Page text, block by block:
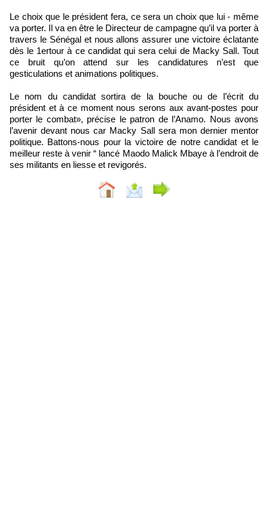
Le choix que le président fera, ce sera un choix que lui - même
va porter. Il va en être le Directeur de campagne qu’il va porter à
travers le Sénégal et nous allons assurer une victoire éclatante
dès le 1ertour à ce candidat qui sera celui de Macky Sall. Tout
ce bruit qu’on attend sur les candidatures n’est que
gesticulations et animations politiques.
Le nom du candidat sortira de la bouche ou de l’écrit du
président et à ce moment nous serons aux avant-postes pour
porter le combat», précise le patron de l’Anamo. Nous avons
l’avenir devant nous car Macky Sall sera mon dernier mentor
politique. Battons-nous pour la victoire de notre candidat et le
meilleur reste à venir “ lancé Maodo Malick Mbaye à l’endroit de
ses militants en liesse et revigorés.